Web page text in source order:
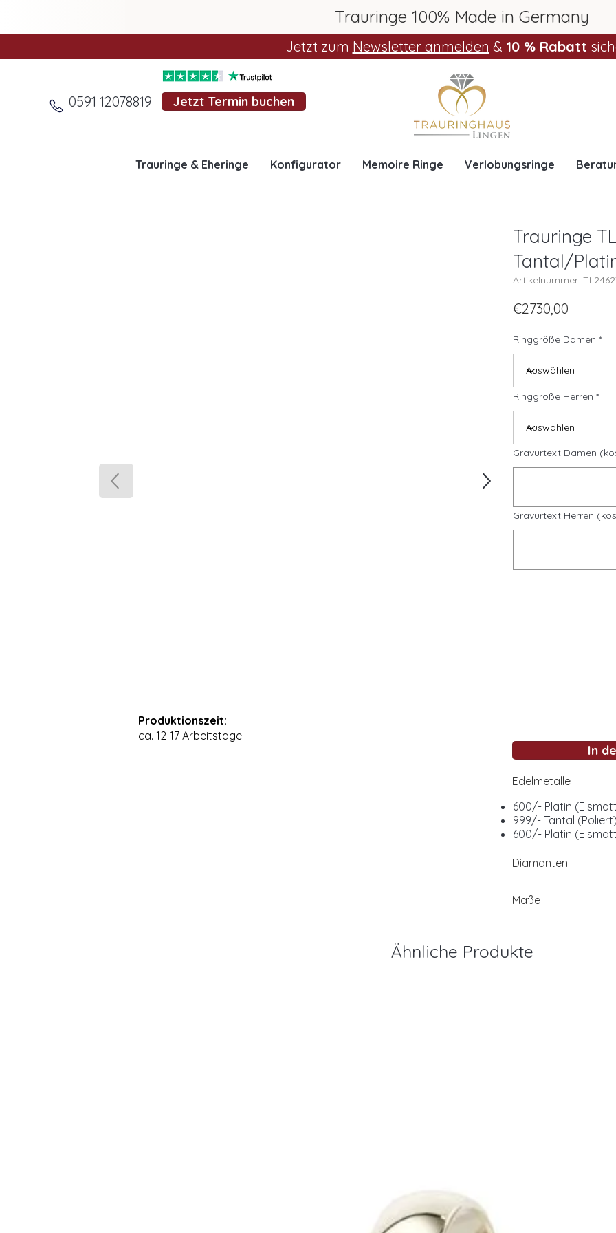
Trauringe 100% Made in Germany
Jetzt zum Newsletter anmelden & 10 % Rabatt
0591 12078819 Jetzt Termin buchen
Trauringe & Eheringe Konfigurator Memoire Ringe Verlobungsringe
Produktionszeit:
ca. 12-17 Arbeitstage
Trauringe
Tantal/
Artikelnummer:
€2730,00
Ringgröße Damen
Ringgröße Herren
Gravurtext Damen
Gravurtext Herren
In
Edelmetalle
600/- Platin
999/- Tantal (Poliert)
600/- Platin
Diamanten
Maße
Ähnliche Produkte